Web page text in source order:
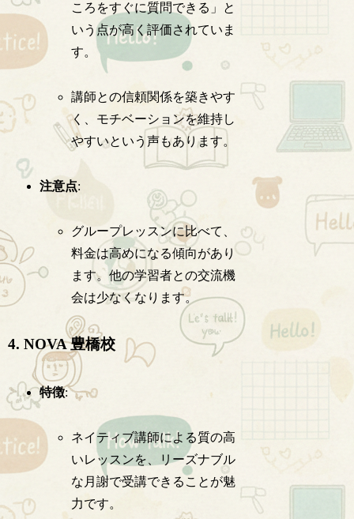
ころをすぐに質問できる」と
いう点が高く評価されていま
す。
講師との信頼関係を築きやす
く、モチベーションを維持し
やすいという声もあります。
注意点:
グループレッスンに比べて、
料金は高めになる傾向があり
ます。他の学習者との交流機
会は少なくなります。
4. NOVA 豊橋校
特徴:
ネイティブ講師による質の高
いレッスンを、リーズナブル
な月謝で受講できることが魅
力です。